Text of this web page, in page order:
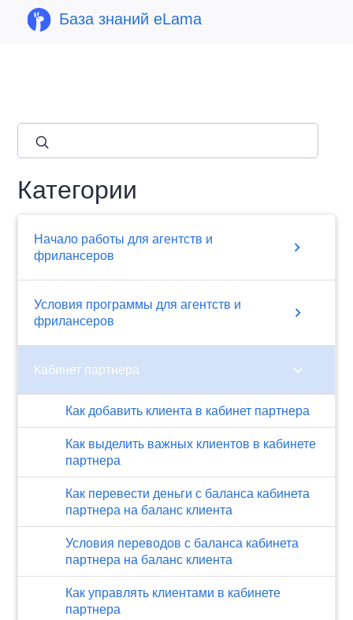
База знаний eLama
Категории
Начало работы для агентств и
фрилансеров
chevron_right
Условия программы для агентств и
фрилансеров
chevron_right
Кабинет партнера chevron_right
Как добавить клиента в кабинет партнера
Как выделить важных клиентов в кабинете
партнера
Как перевести деньги с баланса кабинета
партнера на баланс клиента
Условия переводов с баланса кабинета
партнера на баланс клиента
Как управлять клиентами в кабинете
партнера